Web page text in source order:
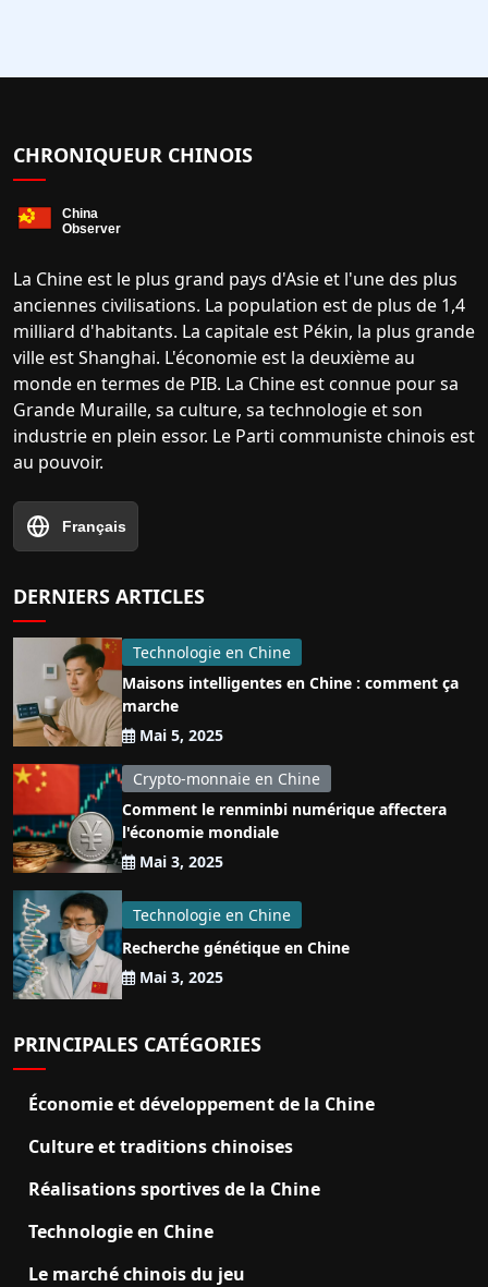
CHRONIQUEUR CHINOIS
La Chine est le plus grand pays d'Asie et l'une des plus
anciennes civilisations. La population est de plus de 1,4
milliard d'habitants. La capitale est Pékin, la plus grande
ville est Shanghai. L'économie est la deuxième au
monde en termes de PIB. La Chine est connue pour sa
Grande Muraille, sa culture, sa technologie et son
industrie en plein essor. Le Parti communiste chinois est
au pouvoir.
Français
DERNIERS ARTICLES
Technologie en Chine
Maisons intelligentes en Chine : comment ça
marche
Mai 5, 2025
Crypto-monnaie en Chine
Comment le renminbi numérique affectera
l'économie mondiale
Mai 3, 2025
Technologie en Chine
Recherche génétique en Chine
Mai 3, 2025
PRINCIPALES CATÉGORIES
Économie et développement de la Chine
Culture et traditions chinoises
Réalisations sportives de la Chine
Technologie en Chine
Le marché chinois du jeu